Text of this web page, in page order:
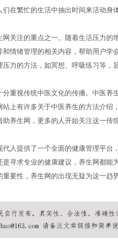
在繁忙的生活中抽出时间来活动身
网关注的重点之一。随着生活压力
和情绪管理的相关内容，帮助用户
压力的方法，如冥想、呼吸练习等，
分重视传统中医文化的传播。中医
站上有许多关于中医养生的方法介
养生网，更多的人开始关注这一传
代人提供了一个全面的健康管理平
是寻求专业的健康建议，养生网都
重要性，养生网的出现无疑为这一